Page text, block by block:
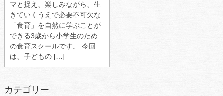
マと捉え、楽しみながら、生
きていくうえで必要不可欠な
「食育」を自然に学ぶことが
できる3歳から小学生のため
の食育スクールです。 今回
は、子どもの […]
カテゴリー